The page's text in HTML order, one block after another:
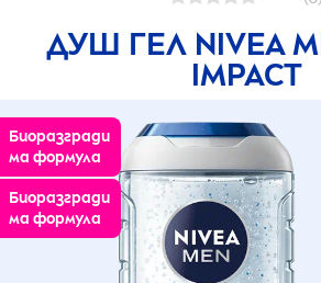
ДУШ ГЕЛ NIVEA
IMPACT
Биоразгради
ма формула
Биоразгради
ма формула